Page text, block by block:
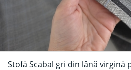
Stofă Scabal gri din lână virgină